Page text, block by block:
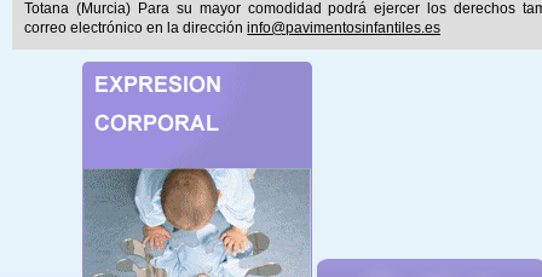
Totana (Murcia) Para su mayor comodidad podrá ejercer los derechos
correo electrónico en la dirección info@pavimentosinfantiles.es